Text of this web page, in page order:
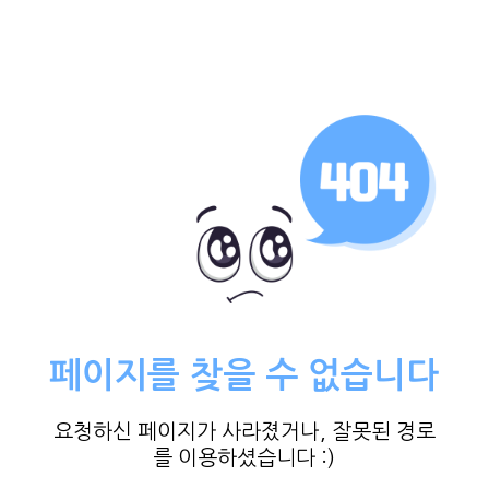
페이지를 찾을 수 없습니다
요청하신 페이지가 사라졌거나, 잘못된 경로
를 이용하셨습니다 :)